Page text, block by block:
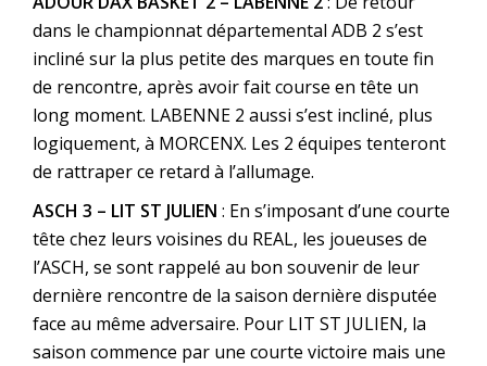
dans le championnat départemental ADB 2 s’est
incliné sur la plus petite des marques en toute fin
de rencontre, après avoir fait course en tête un
long moment. LABENNE 2 aussi s’est incliné, plus
logiquement, à MORCENX. Les 2 équipes tenteront
de rattraper ce retard à l’allumage.
ASCH 3 – LIT ST JULIEN : En s’imposant d’une courte
tête chez leurs voisines du REAL, les joueuses de
l’ASCH, se sont rappelé au bon souvenir de leur
dernière rencontre de la saison dernière disputée
face au même adversaire. Pour LIT ST JULIEN, la
saison commence par une courte victoire mais une